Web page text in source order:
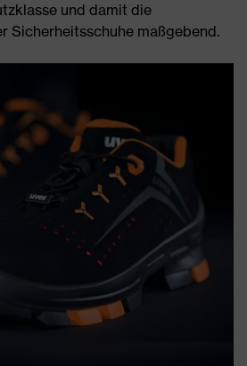
und damit die
Sicherheitsschuhe maßgebend.